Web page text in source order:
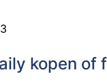
kopen of